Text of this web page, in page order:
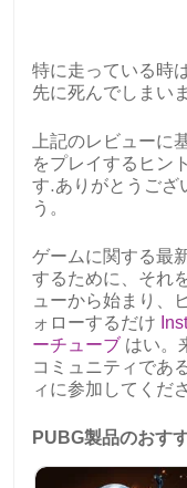
特に走っている時
先に死んでしまい
上記のレビューに
をプレイするヒン
す.ありがとうござ
う。
ゲームに関する最
するために、それ
ューから始まり、
ォローするだけ
ーチューブ はい。
コミュニティであ
ィに参加してくだ
PUBG製品のおす